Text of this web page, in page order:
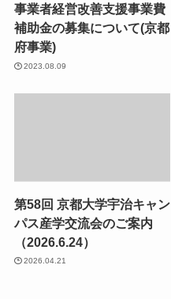
事業者経営改善支援事業費
補助金の募集について(京都
府事業)
2023.08.09
第58回 京都大学宇治キャン
パス産学交流会のご案内
（2026.6.24）
2026.04.21